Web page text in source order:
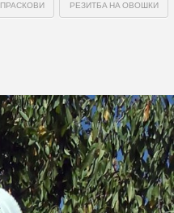
ПРАСКОВИ РЕЗИТБА НА ОВОШКИ